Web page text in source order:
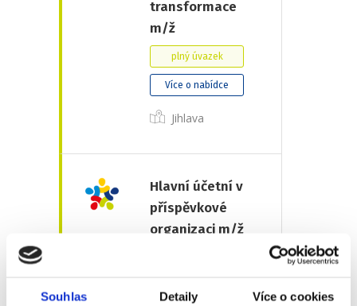
Souhlas Detaily Více o cookies
transformace
m/ž
plný úvazek
Více o nabídce
Jihlava
Hlavní účetní v
příspěvkové
organizaci m/ž